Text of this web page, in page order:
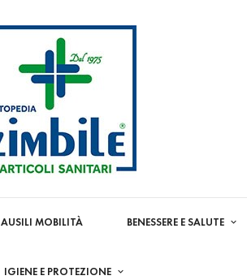
AUSILI MOBILITÀ BENESSERE E SALUTE
IGIENE E PROTEZIONE